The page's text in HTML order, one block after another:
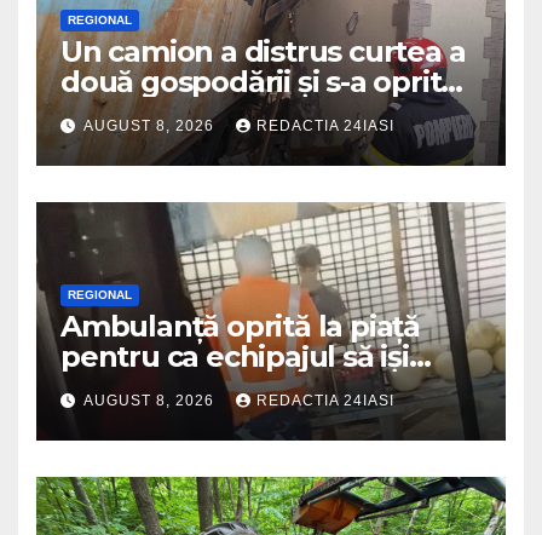
REGIONAL
Un camion a distrus curtea a
două gospodării și s-a oprit
intr-o locuință
AUGUST 8, 2026 REDACTIA 24IASI
REGIONAL
Ambulanță oprită la piață
pentru ca echipajul să iși
cumpere pepene și legume.
DSU a anuntat că va aplica
sancțiuni
AUGUST 8, 2026 REDACTIA 24IASI